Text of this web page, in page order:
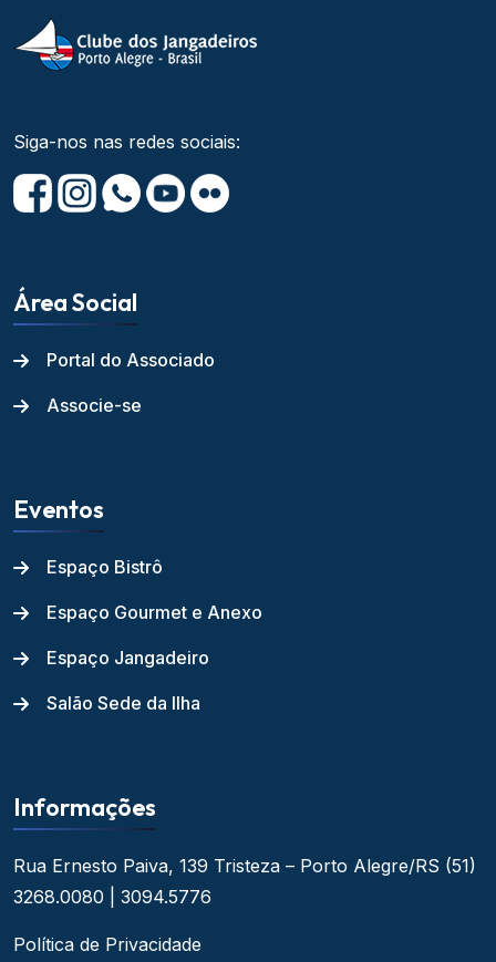
Siga-nos nas redes sociais:
Área Social
Portal do Associado
Associe-se
Eventos
Espaço Bistrô
Espaço Gourmet e Anexo
Espaço Jangadeiro
Salão Sede da Ilha
Informações
Rua Ernesto Paiva, 139 Tristeza – Porto Alegre/RS (51)
3268.0080 | 3094.5776
Política de Privacidade